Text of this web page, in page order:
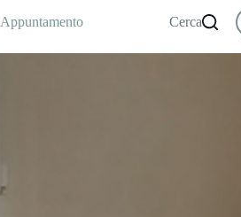
Appuntamento Cerca